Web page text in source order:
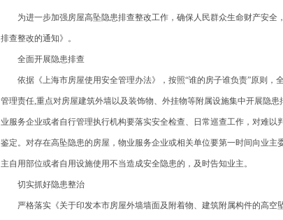
为进一步加强房屋高坠隐患排查整改工作，确保人民群众生命财产安全
排查整改的通知》。
全面开展隐患排查
依据《上海市房屋使用安全管理办法》，按照“谁的房子谁负责”原则，
管理责任,重点对房屋建筑外墙以及装饰物、外挂物等附属设施集中开展隐
业服务企业或者自行管理执行机构要落实安全检查、日常巡查工作，对难
鉴定。对存在高坠隐患的房屋，物业服务企业或相关单位要第一时间向业
主自用部位或者自用设施使用不当造成安全隐患的，及时告知业主。
切实抓好隐患整治
严格落实《关于印发本市房屋外墙墙面及附着物、建筑附属构件的高空